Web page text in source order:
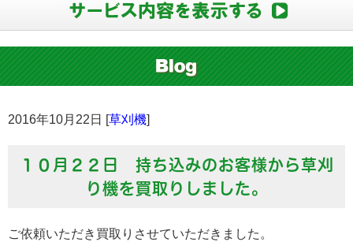
2016年10月22日 [草刈機]
１０月２２日 持ち込みのお客様から草刈
り機を買取りしました。
ご依頼いただき買取りさせていただきました。